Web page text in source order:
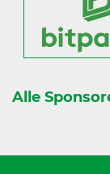
Alle